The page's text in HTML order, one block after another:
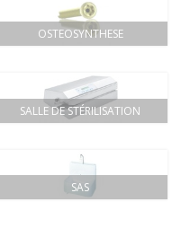
OSTEOSYNTHESE
SALLE DE STÉRILISATION
SAS